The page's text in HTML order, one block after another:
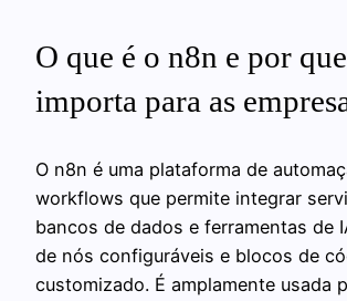
O que é o n8n e por
importa para as
O n8n é uma plataforma de
workflows que permite integrar
bancos de dados e ferramentas de
de nós configuráveis e blocos de
customizado. É amplamente usada